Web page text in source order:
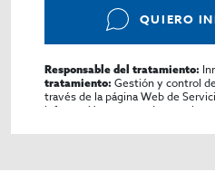
QUIERO
Responsable del tratamiento:
tratamiento: Gestión y control
través de la página Web de
información a traves de
para elaborar contabilidad,